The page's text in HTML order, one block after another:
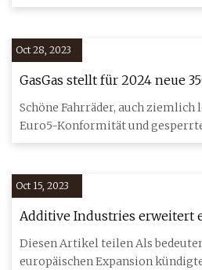
verfügbar ist, b
Oct 28, 2023
GasGas stellt für 2024 neue
Dual-Sport-Modelle vor
Schöne Fahrräder, auch ziemlich leicht. Ich
Euro5-Konformität und
programmierbaren Steuerger
Oct 15, 2023
Additive Industries erweitert
mit MetalFAB G2-Installation
Diesen Artikel teilen Als
europäischen Expansion